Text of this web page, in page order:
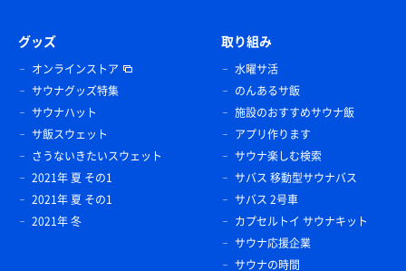
グッズ
オンラインストア
サウナグッズ特集
サウナハット
サ飯スウェット
さうないきたいスウェット
2021年 夏 その1
2021年 夏 その1
2021年 冬
取り組み
水曜サ活
のんあるサ飯
施設のおすすめサウナ飯
アプリ作ります
サウナ楽しむ検索
サバス 移動型サウナバス
サバス 2号車
カプセルトイ サウナキット
サウナ応援企業
サウナの時間